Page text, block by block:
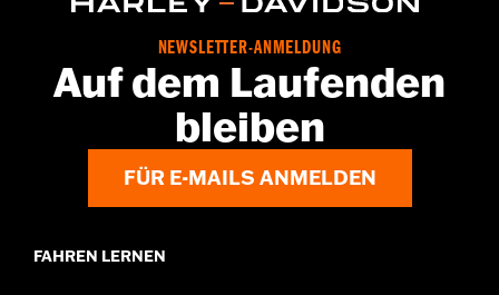
NEWSLETTER-ANMELDUNG
Auf dem Laufenden
bleiben
FÜR E-MAILS ANMELDEN
FAHREN LERNEN